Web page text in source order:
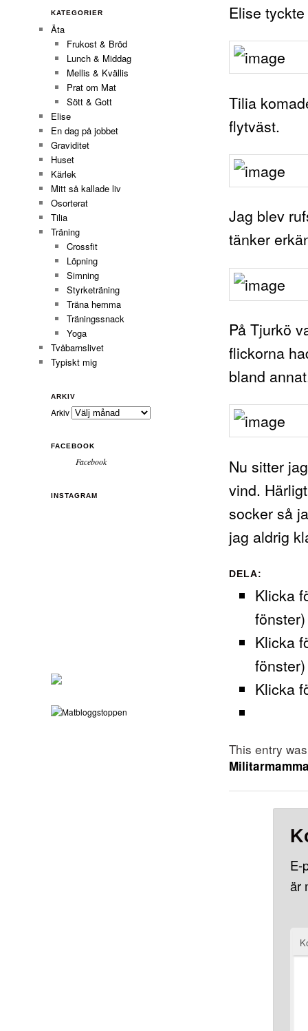
Elise
Tilia
flytväst.
Jag blev
tänker
På Tjurkö
flickorna
bland
Nu sitter
vind.
socker så
jag aldrig
DELA:
Klicka
fönster)
Klicka
fönster)
Klicka
This entry
E-
är
KATEGORIER
Äta
Frukost & Bröd
Lunch & Middag
Mellis & Kvällis
Prat om Mat
Sött & Gott
Elise
En dag på jobbet
Graviditet
Huset
Kärlek
Mitt så kallade liv
Osorterat
Tilia
Träning
Crossfit
Löpning
Simning
Styrketräning
Träna hemma
Träningssnack
Yoga
Tvåbarnslivet
Typiskt mig
ARKIV
Arkiv
FACEBOOK
Facebook
INSTAGRAM